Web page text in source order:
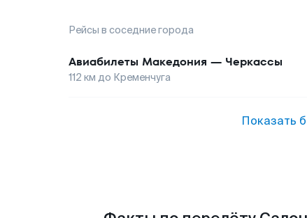
Рейсы в соседние города
Авиабилеты Македония — Черкассы
112 км до Кременчуга
Показать